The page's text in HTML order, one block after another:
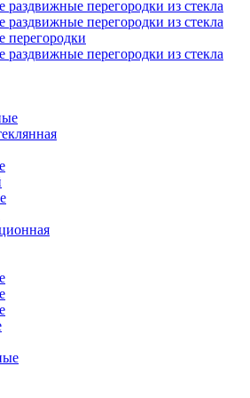
раздвижные перегородки из стекла
раздвижные перегородки из стекла
перегородки
раздвижные перегородки из стекла